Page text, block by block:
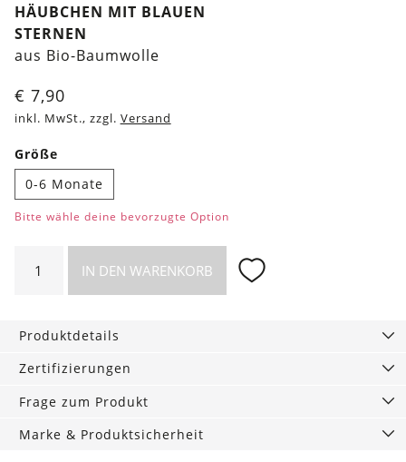
HÄUBCHEN MIT BLAUEN
STERNEN
aus Bio-Baumwolle
€ 7,90
inkl. MwSt., zzgl. Versand
Größe
0-6 Monate
Bitte wähle deine bevorzugte Option
Menge
IN DEN WARENKORB
Produktdetails
Zertifizierungen
Frage zum Produkt
Marke & Produktsicherheit